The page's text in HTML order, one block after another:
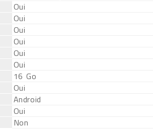
Oui
Oui
Oui
Oui
Oui
Oui
16 Go
Oui
Android
Oui
Non